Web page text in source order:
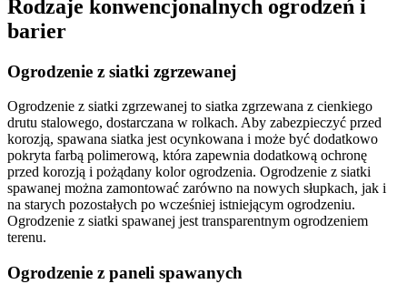
Rodzaje konwencjonalnych ogrodzeń i
barier
Ogrodzenie z siatki zgrzewanej
Ogrodzenie z siatki zgrzewanej to siatka zgrzewana z cienkiego
drutu stalowego, dostarczana w rolkach. Aby zabezpieczyć przed
korozją, spawana siatka jest ocynkowana i może być dodatkowo
pokryta farbą polimerową, która zapewnia dodatkową ochronę
przed korozją i pożądany kolor ogrodzenia. Ogrodzenie z siatki
spawanej można zamontować zarówno na nowych słupkach, jak i
na starych pozostałych po wcześniej istniejącym ogrodzeniu.
Ogrodzenie z siatki spawanej jest transparentnym ogrodzeniem
terenu.
Ogrodzenie z paneli spawanych